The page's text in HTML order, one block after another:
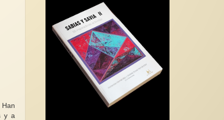
Han
y a